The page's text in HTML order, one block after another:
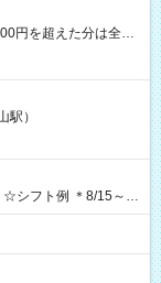
す ★日払い
お仕事後はコン
駅）
21：00 ＊8/31
：00 ＊9/6～